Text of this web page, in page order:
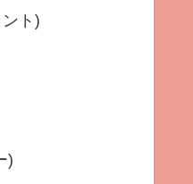
ト)
)